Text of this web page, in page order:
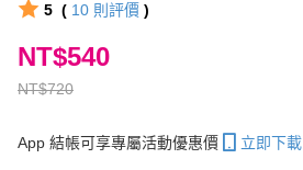
5 ( 10 則評價 )
NT$720
NT$540
App 結帳可享專屬活動優惠價 立即下載